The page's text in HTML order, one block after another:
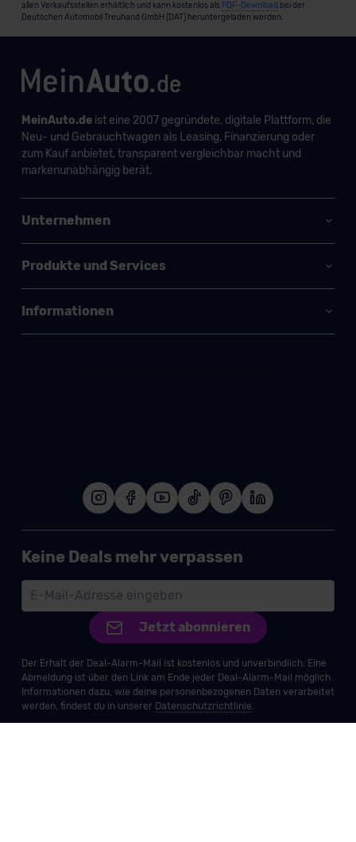
allen Verkaufsstellen erhältlich und kann kostenlos als PDF-Download bei der
Deutschen Automobil Treuhand GmbH (DAT) heruntergeladen werden.
MeinAuto.deist eine 2007 gegründete, digitale Plattform, die
Neu- und Gebrauchtwagen als Leasing, Finanzierung oder
zum Kauf anbietet, transparent vergleichbar macht und
markenunabhängig berät.
Unternehmen
Produkte und Services
Informationen
Keine Deals mehr verpassen
Jetzt abonnieren
Der Erhalt der Deal-Alarm-Mail ist kostenlos und unverbindlich. Eine
Abmeldung ist über den Link am Ende jeder Deal-Alarm-Mail möglich.
Informationen dazu, wie deine personenbezogenen Daten verarbeitet
werden, findest du in unserer Datenschutzrichtlinie